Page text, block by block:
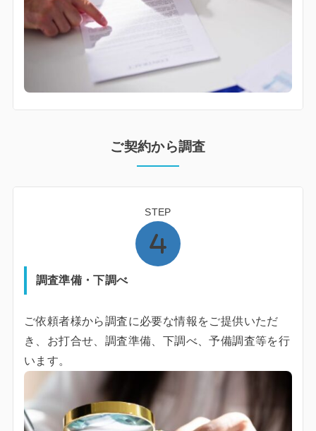
ご契約から調査
STEP
調査準備・下調べ
ご依頼者様から調査に必要な情報をご提供いただ
き、お打合せ、調査準備、下調べ、予備調査等を行
います。